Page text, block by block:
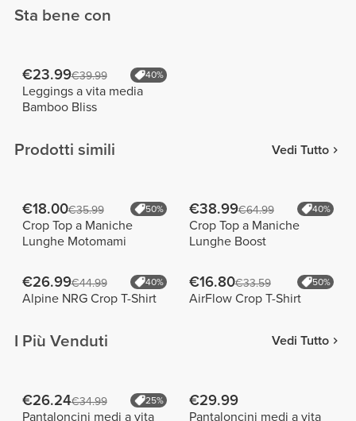
Sta bene con
€23.99€39.99 40%
Leggings a vita media
Bamboo Bliss
Prodotti simili Vedi Tutto
€18.00€35.99 50%
Crop Top a Maniche
Lunghe Motomami
€38.99€64.99 40%
Crop Top a Maniche
Lunghe Boost
€26.99€44.99 40%
Alpine NRG Crop T-Shirt
€16.80€33.59 50%
AirFlow Crop T-Shirt
I Più Venduti Vedi Tutto
€26.24€34.99 25%
Pantaloncini medi a vita
€29.99
Pantaloncini medi a vita